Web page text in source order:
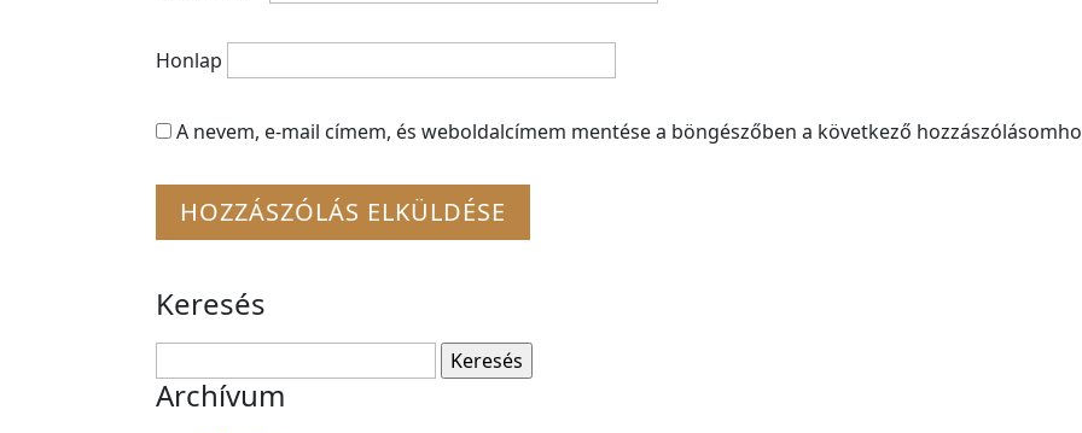
Honlap
A nevem, e-mail címem, és weboldalcímem mentése a böngészőben a következő
Keresés
Archívum